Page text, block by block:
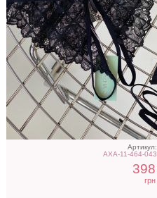
Артикул:
AXA-11-464-043
398
грн
Классические
шоколадные шелковые
летние женские брюки